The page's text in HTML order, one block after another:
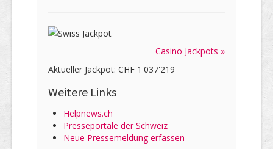
Casino Jackpots »
Aktueller Jackpot: CHF 1'037'219
Weitere Links
Helpnews.ch
Presseportale der Schweiz
Neue Pressemeldung erfassen